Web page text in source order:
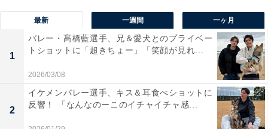
最新 一週間 一ヶ月
1
バレー・髙橋藍選手、兄＆愛犬とのプライベー
トショットに「超きちょー」「笑顔が見れ...
2026/03/08
2
イケメンバレー選手、キス＆耳食べショットに
反響！ 「なんなのーこのイチャイチャ感...